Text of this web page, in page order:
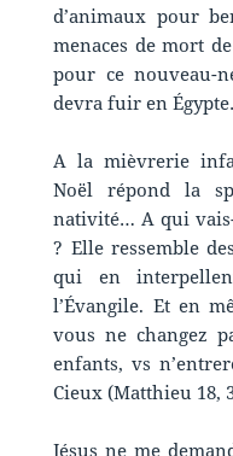
d’animaux pour
menaces de mort
pour ce nouveau-
devra fuir en
A la mièvrerie
Noël répond la
nativité… A qui
? Elle ressemble
qui en
l’Évangile. Et en
vous ne changez
enfants, vs
Cieux (Matthieu 18,
Jésus ne me